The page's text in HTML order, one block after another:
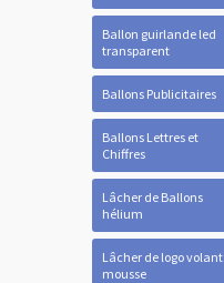
Ballon guirlande led
transparent
Ballons Publicitaires
Ballons Lettres et
Chiffres
Lâcher de Ballons
hélium
Lâcher de logo volant
mousse